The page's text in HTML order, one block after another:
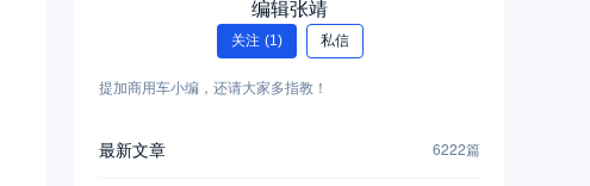
编辑张靖
关注 (1) 私信
提加商用车小编，还请大家多指教！
最新文章 6222篇